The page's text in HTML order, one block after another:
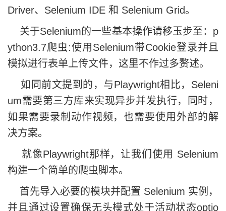
Driver、Selenium IDE 和 Selenium Grid。
关于Selenium的一些基本操作请移玉步至： p
ython3.7爬虫:使用Selenium带Cookie登录并且
模拟进行表单上传文件，这里不作过多赘述。
如同前文提到的，与Playwright相比，Seleni
um需要第三方库来实现异步并发执行，同时，
如果需要录制动作视频，也需要使用外部的解
决方案。
就像Playwright那样，让我们使用 Selenium
构建一个简单的爬虫脚本。
首先导入必要的模块并配置 Selenium 实例，
并且通过设置确保无头模式处于活动状态optio